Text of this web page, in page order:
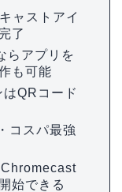
ャストアイ
了
らアプリを
も可能
QRコード
コスパ最強
始できる